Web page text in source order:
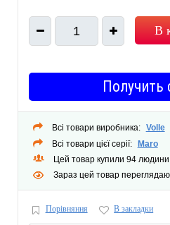
1 В
Получить
Всі товари виробника: Volle
Всі товари цієї серії: Maro
Цей товар купили 94 людини
Зараз цей товар
Порівняння В закладки